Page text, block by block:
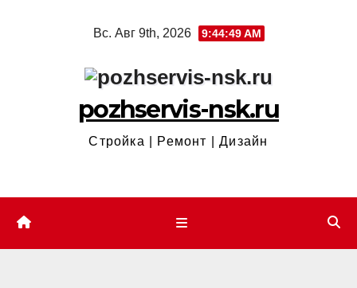
Вс. Авг 9th, 2026 9:44:50 AM
pozhservis-nsk.ru
Стройка | Ремонт | Дизайн